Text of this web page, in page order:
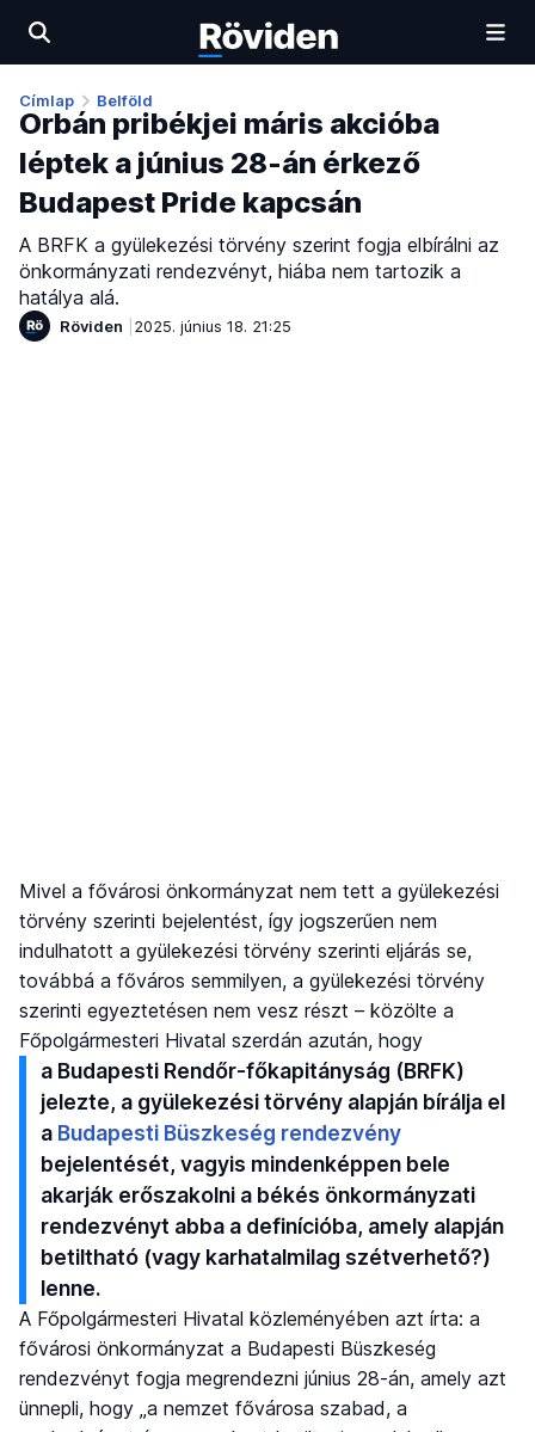
Címlap Belföld
Orbán pribékjei máris akcióba
léptek a június 28-án érkező
Budapest Pride kapcsán
A BRFK a gyülekezési törvény szerint fogja elbírálni az
önkormányzati rendezvényt, hiába nem tartozik a
hatálya alá.
Röviden 2025. június 18. 21:25
Mivel a fővárosi önkormányzat nem tett a gyülekezési
törvény szerinti bejelentést, így jogszerűen nem
indulhatott a gyülekezési törvény szerinti eljárás se,
továbbá a főváros semmilyen, a gyülekezési törvény
szerinti egyeztetésen nem vesz részt – közölte a
Főpolgármesteri Hivatal szerdán azután, hogy
a Budapesti Rendőr-főkapitányság (BRFK)
jelezte, a gyülekezési törvény alapján bírálja el
a Budapesti Büszkeség rendezvény
bejelentését, vagyis mindenképpen bele
akarják erőszakolni a békés önkormányzati
rendezvényt abba a definícióba, amely alapján
betiltható (vagy karhatalmilag szétverhető?)
lenne.
A Főpolgármesteri Hivatal közleményében azt írta: a
fővárosi önkormányzat a Budapesti Büszkeség
rendezvényt fogja megrendezni június 28-án, amely azt
ünnepli, hogy „a nemzet fővárosa szabad, a